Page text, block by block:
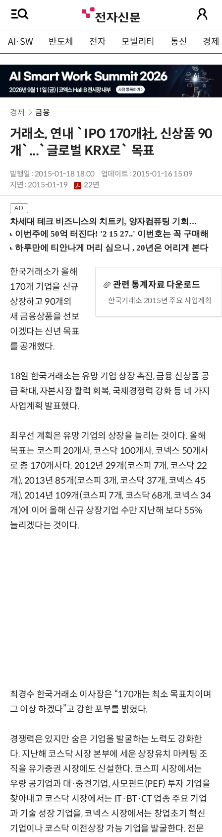
AI·SW 반도체 전자 모빌리티 통신 경제
경제 금융
거래소, 연내 `IPO 170개社, 신상품 90
개`...`글로벌 KRX로` 목표
발행일 : 2015-01-18 18:00
업데이트 : 2015-01-16 15:09
지면 :2015-01-19 22면
차세대 테크 비즈니스의 치트키, 양자컴퓨팅 기회를 선점하라! (8/28 강남역)
관련 통계자료 다운로드
한국거래소 2015년 주요 사업계획
한국거래소가 올해
170개 기업을 신규
상장하고 90개의
새 금융상품을 선보
이겠다는 신년 목표
를 공개했다.
18일 한국거래소는 유망 기업 상장 촉진, 금융 신상품 공
급 확대, 자본시장 활력 회복, 국제경쟁력 강화 등 네 가지
사업계획 발표했다.
최우선 계획은 유망 기업의 상장을 늘리는 것이다. 올해
목표는 코스피 20개사, 코스닥 100개사, 코넥스 50개사
로 총 170개사다. 2012년 29개(코스피 7개, 코스닥 22
개), 2013년 85개(코스피 3개, 코스닥 37개, 코넥스 45
개), 2014년 109개(코스피 7개, 코스닥 68개, 코넥스 34
개)에 이어 올해 신규 상장기업 수만 지난해 보다 55%
늘리겠다는 것이다.
최경수 한국거래소 이사장은 “170개는 최소 목표치이며
그 이상 하겠다”고 강한 포부를 밝혔다.
경쟁력은 있지만 숨은 기업을 발굴하는 노력도 강화한
다. 지난해 코스닥 시장 본부에 세운 상장유치 마케팅 조
직을 유가증권 시장에도 신설한다. 코스피 시장에서는
우량 공기업과 대·중견기업, 사모펀드(PEF) 투자 기업을
찾아내고 코스닥 시장에서는 IT·BT·CT 업종 주요 기업
과 기술 성장 기업을, 코넥스 시장에서는 창업초기 혁신
기업이나 코스닥 이전상장 가능 기업을 발굴한다. 전문